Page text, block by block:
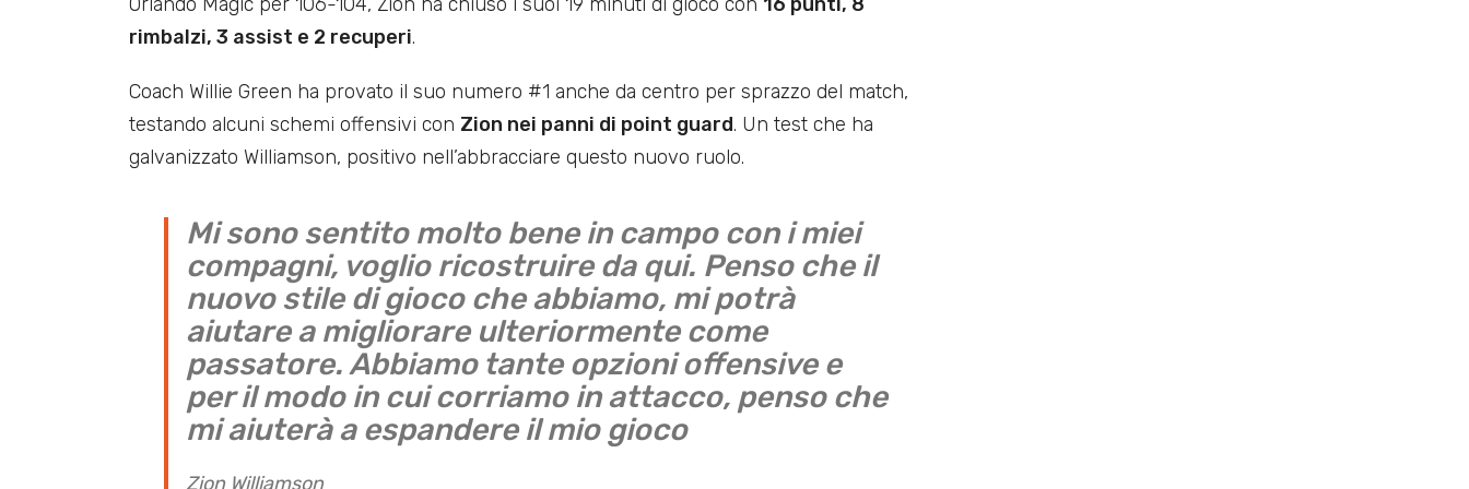
rimbalzi, 3 assist e 2 recuperi.
Coach Willie Green ha provato il suo numero #1 anche da centro per sprazzo del match,
testando alcuni schemi offensivi con Zion nei panni di point guard. Un test che ha
galvanizzato Williamson, positivo nell’abbracciare questo nuovo ruolo.
Mi sono sentito molto bene in campo con i miei
compagni, voglio ricostruire da qui. Penso che il
nuovo stile di gioco che abbiamo, mi potrà
aiutare a migliorare ulteriormente come
passatore. Abbiamo tante opzioni offensive e
per il modo in cui corriamo in attacco, penso che
mi aiuterà a espandere il mio gioco
Zion Williamson